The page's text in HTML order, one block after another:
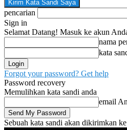
pencarian
Sign in
Selamat Datang! Masuk ke akun
nama
kata
Forgot your password? Get help
Password recovery
Memulihkan kata sandi anda
email
Sebuah kata sandi akan dikirimkan